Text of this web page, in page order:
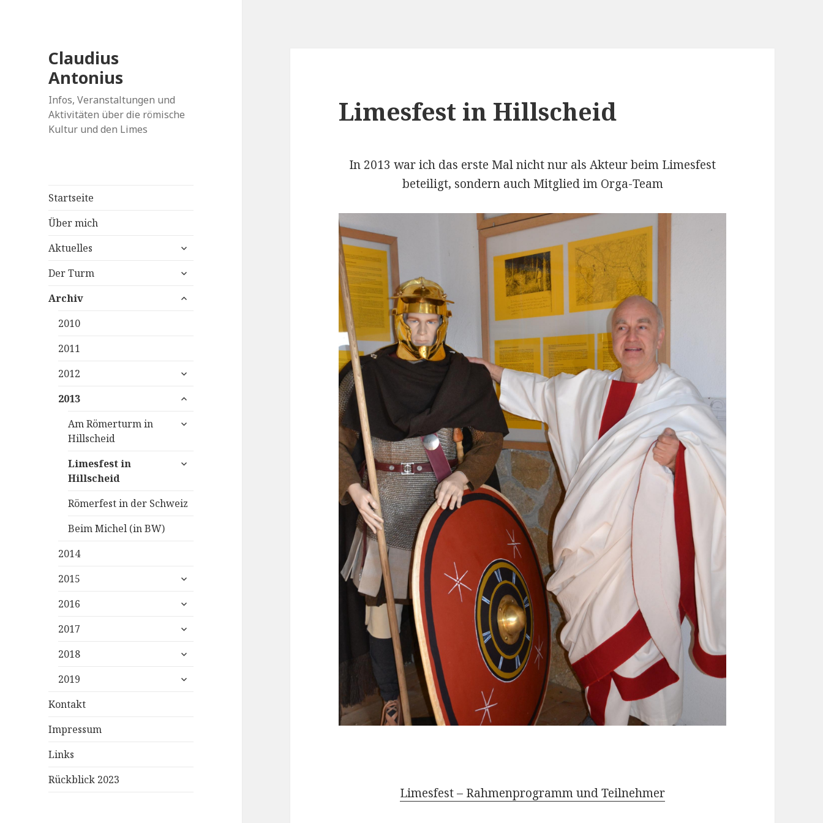
Claudius
Antonius
Infos, Veranstaltungen und
Aktivitäten über die römische
Kultur und den Limes
Startseite
Über mich
Aktuelles
expand
menu
Der Turm
expand
menu
Archiv
expand
2010
2011
2012
expand
menu
2013
expand
menu
Am Römerturm in
Hillscheid
expand
Limesfest in
Hillscheid
expand
Römerfest in der Schweiz
Beim Michel (in BW)
2014
2015
expand
menu
2016
expand
menu
2017
expand
menu
2018
expand
menu
2019
expand
Kontakt
Impressum
Links
Rückblick 2023
Limesfest in Hillscheid
In 2013 war ich das erste Mal nicht nur als Akteur beim Limesfest
beteiligt, sondern auch Mitglied im Orga-Team
Limesfest – Rahmenprogramm und Teilnehmer